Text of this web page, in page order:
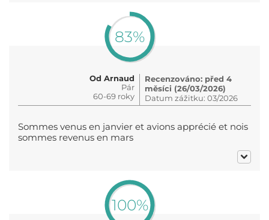
83%
Od Arnaud
Pár
60-69 roky
Recenzováno: před 4
měsíci (26/03/2026)
Datum zážitku: 03/2026
Sommes venus en janvier et avions apprécié et nois
sommes revenus en mars
100%